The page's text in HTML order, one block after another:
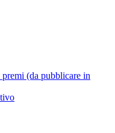
(da pubblicare in